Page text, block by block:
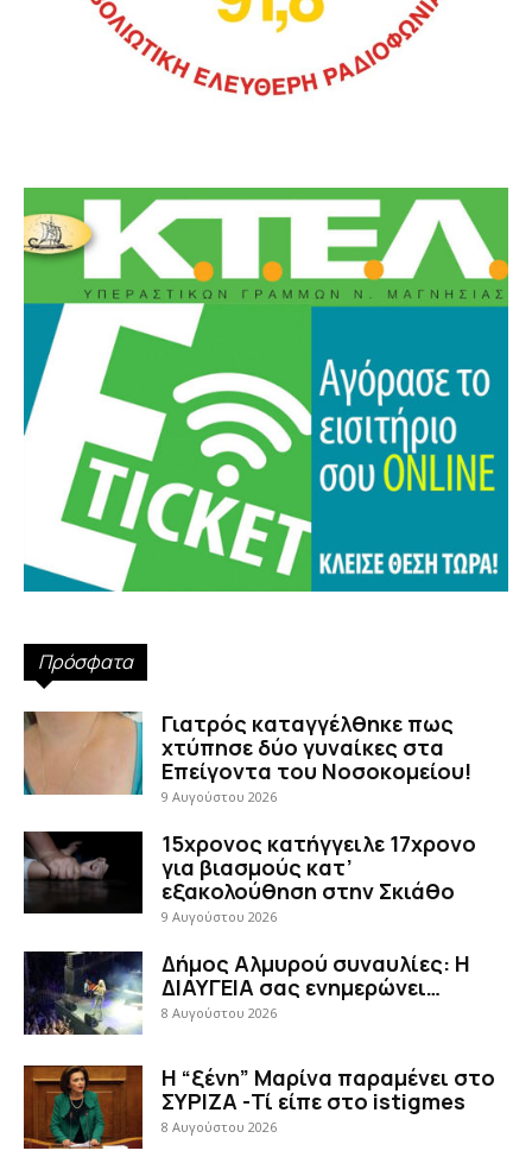
Πρόσφατα
Γιατρός καταγγέλθηκε πως
χτύπησε δύο γυναίκες στα
Επείγοντα του Νοσοκομείου!
9 Αυγούστου 2026
15χρονος κατήγγειλε 17χρονο
για βιασμούς κατ’
εξακολούθηση στην Σκιάθο
9 Αυγούστου 2026
Δήμος Αλμυρού συναυλίες: Η
ΔΙΑΥΓΕΙΑ σας ενημερώνει…
8 Αυγούστου 2026
Η “ξένη” Μαρίνα παραμένει στο
ΣΥΡΙΖΑ -Τί είπε στο istigmes
8 Αυγούστου 2026